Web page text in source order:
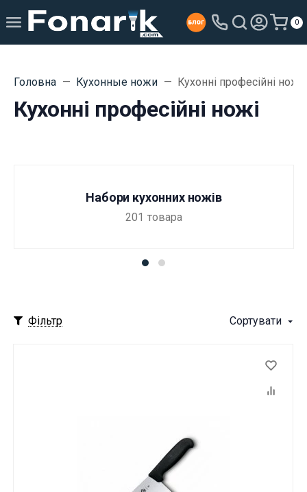
0
Головна Кухонные ножи Кухонні професійні ножі
Кухонні професійні ножі
Набори кухонних ножів
201 товара
Фільтр Сортувати